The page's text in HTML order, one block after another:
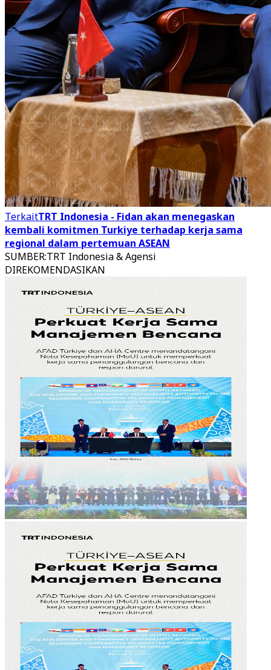
TerkaitTRT Indonesia - Fidan akan menegaskan
kembali komitmen Turkiye terhadap kerja sama
regional dalam pertemuan ASEAN
SUMBER:TRT Indonesia & Agensi
DIREKOMENDASIKAN